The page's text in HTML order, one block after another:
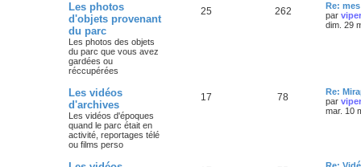
Les photos
d'objets provenant
du parc
Les photos des objets
du parc que vous avez
gardées ou
réccupérées
25 262
Re:
par
dim. 29
Les vidéos
d'archives
Les vidéos d'époques
quand le parc était en
activité, reportages télé
ou films perso
17 78
Re:
par
mar. 10